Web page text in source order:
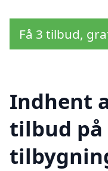
Få 3 tilbud,
Indhent
tilbud på